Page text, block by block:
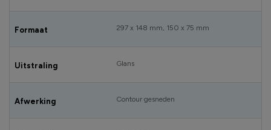
Formaat 297 x 148 mm, 150 x 75 mm
Uitstraling Glans
Afwerking Contour gesneden